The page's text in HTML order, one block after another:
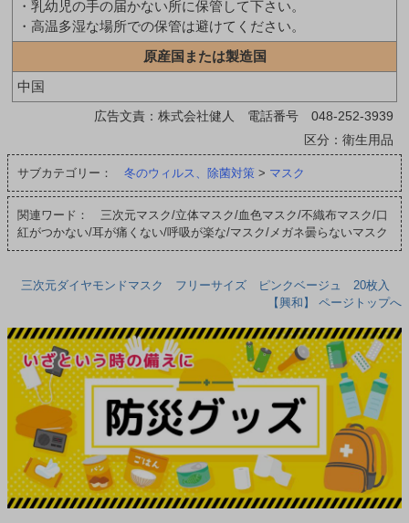
・乳幼児の手の届かない所に保管して下さい。
・高温多湿な場所での保管は避けてください。
原産国または製造国
中国
広告文責：株式会社健人 電話番号 048-252-3939
区分：衛生用品
サブカテゴリー： 冬のウィルス、除菌対策 > マスク
関連ワード： 三次元マスク/立体マスク/血色マスク/不織布マスク/口
紅がつかない/耳が痛くない/呼吸が楽な/マスク/メガネ曇らないマスク
三次元ダイヤモンドマスク フリーサイズ ピンクベージュ 20枚入
【興和】 ページトップへ